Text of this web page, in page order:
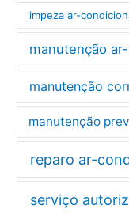
limpeza ar-
manutenção
manutenção
manutenção
reparo ar-
serviço